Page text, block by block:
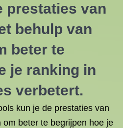
prestaties van
behulp van
beter te
je ranking in
verbetert.
kun je de prestaties van
om beter te begrijpen hoe je